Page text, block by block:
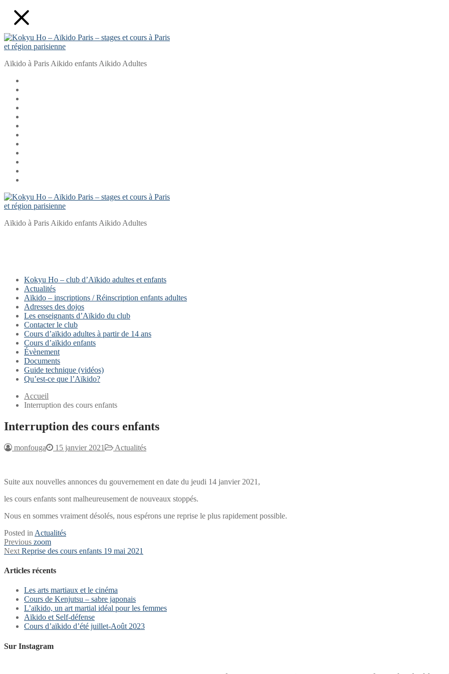
contenu
Menu
Aïkido à Paris Aikido enfants Aikido Adultes
Aïkido à Paris Aikido enfants Aikido Adultes
Kokyu Ho – club d’Aïkido adultes et enfants
Actualités
Aïkido – inscriptions / Réinscription enfants adultes
Adresses des dojos
Les enseignants d’Aïkido du club
Contacter le club
Cours d’aïkido adultes à partir de 14 ans
Cours d’aïkido enfants
Évènement
Documents
Guide technique (vidéos)
Qu’est-ce que l’Aïkido?
Accueil
Interruption des cours enfants
Interruption des cours enfants
monfouga 15 janvier 2021 Actualités
Suite aux nouvelles annonces du gouvernement en date du jeudi 14 janvier 2021,
les cours enfants sont malheureusement de nouveaux stoppés.
Nous en sommes vraiment désolés, nous espérons une reprise le plus rapidement possible.
Posted in Actualités
Navigation
de
l’article
Previous Previous
post:
zoom
Next Next
Reprise des cours enfants 19 mai 2021
Articles récents
Les arts martiaux et le cinéma
Cours de Kenjutsu – sabre japonais
L’aïkido, un art martial idéal pour les femmes
Aïkido et Self-défense
Cours d’aïkido d’été juillet-Août 2023
Sur Instagram